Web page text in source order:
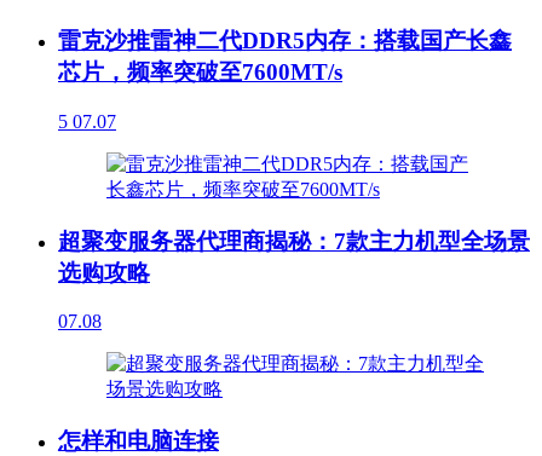
雷克沙推雷神二代DDR5内存：搭载国产长鑫
芯片，频率突破至7600MT/s
5 07.07
超聚变服务器代理商揭秘：7款主力机型全场景
选购攻略
07.08
怎样和电脑连接